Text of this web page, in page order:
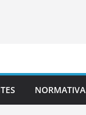
NORMATIVA